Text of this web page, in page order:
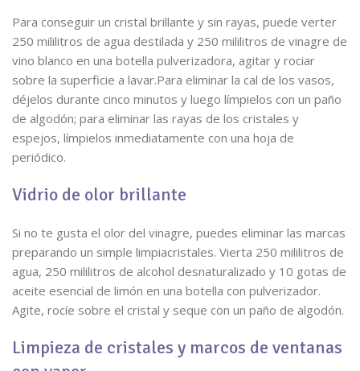
Para conseguir un cristal brillante y sin rayas, puede verter
250 mililitros de agua destilada y 250 mililitros de vinagre de
vino blanco en una botella pulverizadora, agitar y rociar
sobre la superficie a lavar.Para eliminar la cal de los vasos,
déjelos durante cinco minutos y luego límpielos con un paño
de algodón; para eliminar las rayas de los cristales y
espejos, límpielos inmediatamente con una hoja de
periódico.
Vidrio de olor brillante
Si no te gusta el olor del vinagre, puedes eliminar las marcas
preparando un simple limpiacristales. Vierta 250 mililitros de
agua, 250 mililitros de alcohol desnaturalizado y 10 gotas de
aceite esencial de limón en una botella con pulverizador.
Agite, rocíe sobre el cristal y seque con un paño de algodón.
Limpieza de cristales y marcos de ventanas